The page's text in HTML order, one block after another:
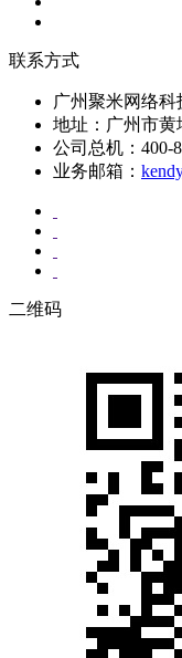
联系方式
广州聚米网络科
地址：广州市黄
公司总机：400-
业务邮箱：
二维码